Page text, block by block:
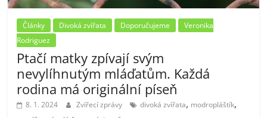
Články Divoká zvířata Doporučujeme
Veronika
Rodriguez
Ptačí matky zpívají svým
nevylíhnutým mláďatům. Každá
rodina má originální píseň
8. 1. 2024 Zvířecí zprávy divoká zvířata, modropláštík,